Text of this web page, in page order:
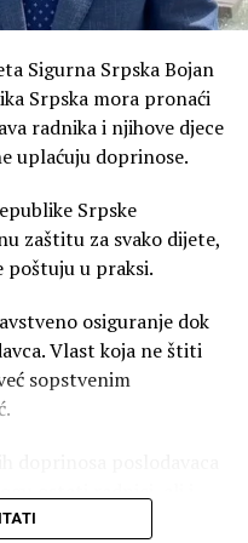
dok
Srpske
— vlast
kojem je
‘briga’ o
se
da
Sigurna Srpska Bojan
Srpska mora pronaći
radnika i njihove djece
uplaćuju doprinose.
Srpske
zaštitu za svako dijete,
poštuju u praksi.
osiguranje dok
Vlast koja ne štiti
sopstvenim
nisu kriva zbog